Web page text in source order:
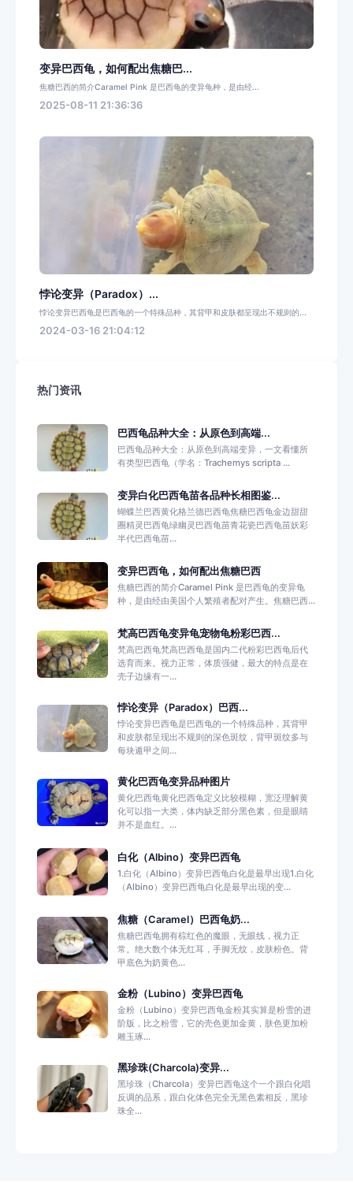
变异巴西龟，如何配出焦糖巴...
焦糖巴西的简介Caramel Pink 是巴西龟的变异龟种，是由经...
2025-08-11 21:36:36
悖论变异（Paradox）...
悖论变异巴西龟是巴西龟的一个特殊品种，其背甲和皮肤都呈现出不规则的...
2024-03-16 21:04:12
热门资讯
​巴西龟品种大全：从原色到高端...
巴西龟品种大全：从原色到高端变异，一文看懂所
有类型巴西龟（学名：Trachemys scripta ...
变异白化巴西龟苗各品种长相图鉴...
蝴蝶兰巴西黄化格兰德巴西龟焦糖巴西龟金边甜甜
圈精灵巴西龟绿幽灵巴西龟苗青花瓷巴西龟苗妖彩
半代巴西龟苗...
变异巴西龟，如何配出焦糖巴西
焦糖巴西的简介Caramel Pink 是巴西龟的变异龟
种，是由经由美国个人繁殖者配对产生。焦糖巴西...
梵高巴西龟变异龟宠物龟粉彩巴西...
梵高巴西龟梵高巴西龟是国内二代粉彩巴西龟后代
选育而来。视力正常，体质强健，最大的特点是在
壳子边缘有一...
悖论变异（Paradox）巴西...
悖论变异巴西龟是巴西龟的一个特殊品种，其背甲
和皮肤都呈现出不规则的深色斑纹，背甲斑纹多与
每块遁甲之间...
黄化巴西龟变异品种图片
黄化巴西龟黄化巴西龟定义比较模糊，宽泛理解黄
化可以指一大类，体内缺乏部分黑色素，但是眼睛
并不是血红。...
白化（Albino）变异巴西龟
1.白化（Albino）变异巴西龟白化是最早出现1.白化
（Albino）变异巴西龟白化是最早出现的变...
焦糖（Caramel）巴西龟奶...
焦糖巴西龟拥有棕红色的魔眼，无眼线，视力正
常。绝大数个体无红耳，手脚无纹，皮肤粉色。背
甲底色为奶黄色...
金粉（Lubino）变异巴西龟
金粉（Lubino）变异巴西龟金粉其实算是粉雪的进
阶版，比之粉雪，它的壳色更加金黄，肤色更加粉
雕玉琢...
黑珍珠(Charcola)变异...
黑珍珠（Charcola）变异巴西龟这个一个跟白化唱
反调的品系，跟白化体色完全无黑色素相反，黑珍
珠全...